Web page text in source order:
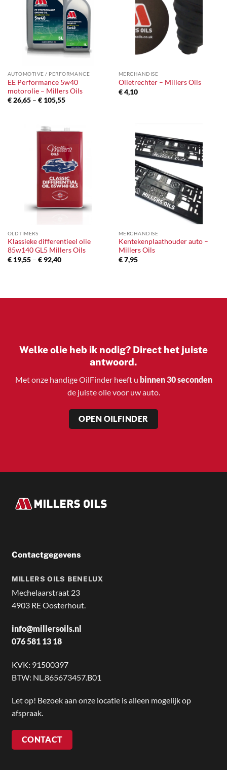
AUTOMOTIVE / PERFORMANCE
EE Performance 5w40
motorolie – Millers Oils
€26,65 – €105,55Prijsklasse:
MERCHANDISE
Olietrechter – Millers Oils
€4,10
OLDTIMERS
Klassieke differentieel olie
85w140 GL5 Millers Oils
€19,55 – €92,40Prijsklasse:
MERCHANDISE
Kentekenplaathouder auto –
Millers Oils
€7,95
Welke olie heb ik nodig? Direct het juiste
antwoord.
Met onze handige OilFinder heeft u binnen 30 seconden
de juiste olie voor uw auto.
OPEN OILFINDER
Contactgegevens
MILLERS OILS BENELUX
Mechelaarstraat 23
4903 RE Oosterhout.
info@millersoils.nl
076 581 13 18
KVK: 91500397
BTW: NL.865673457.B01
Let op! Bezoek aan onze locatie is alleen mogelijk op
afspraak.
CONTACT